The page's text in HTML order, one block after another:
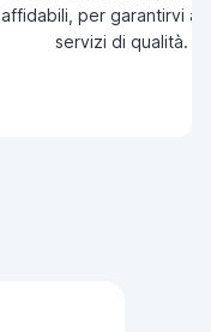
affidabili, per garantirvi
servizi di qualità.